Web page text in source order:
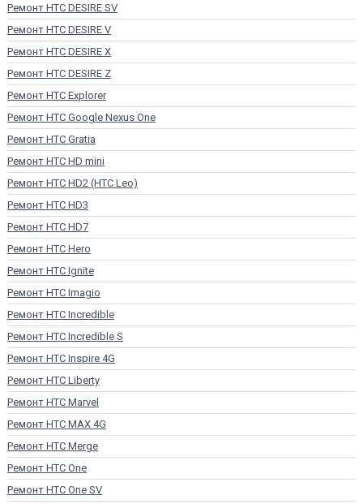
Ремонт HTC DESIRE SV
Ремонт HTC DESIRE V
Ремонт HTC DESIRE X
Ремонт HTC DESIRE Z
Ремонт HTC Explorer
Ремонт HTC Google Nexus One
Ремонт HTC Gratia
Ремонт HTC HD mini
Ремонт HTC HD2 (HTC Leo)
Ремонт HTC HD3
Ремонт HTC HD7
Ремонт HTC Hero
Ремонт HTC Ignite
Ремонт HTC Imagio
Ремонт HTC Incredible
Ремонт HTC Incredible S
Ремонт HTC Inspire 4G
Ремонт HTC Liberty
Ремонт HTC Marvel
Ремонт HTC MAX 4G
Ремонт HTC Merge
Ремонт HTC One
Ремонт HTC One SV